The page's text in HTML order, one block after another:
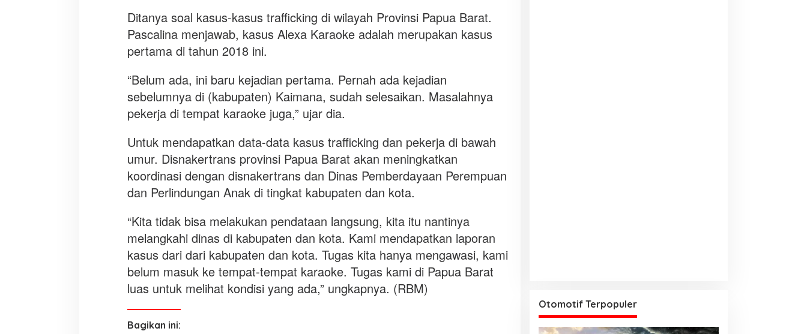
s
u
s
T
ff
i
k
n
g
d
P
p
u
a
B
a
Ditanya soal kasus-kasus trafficking di wilayah Provinsi Papua Barat.
Pascalina menjawab, kasus Alexa Karaoke adalah merupakan kasus
pertama di tahun 2018 ini.
“Belum ada, ini baru kejadian pertama. Pernah ada kejadian
sebelumnya di (kabupaten) Kaimana, sudah selesaikan. Masalahnya
pekerja di tempat karaoke juga,” ujar dia.
Untuk mendapatkan data-data kasus trafficking dan pekerja di bawah
umur. Disnakertrans provinsi Papua Barat akan meningkatkan
koordinasi dengan disnakertrans dan Dinas Pemberdayaan Perempuan
dan Perlindungan Anak di tingkat kabupaten dan kota.
“Kita tidak bisa melakukan pendataan langsung, kita itu nantinya
melangkahi dinas di kabupaten dan kota. Kami mendapatkan laporan
kasus dari dari kabupaten dan kota. Tugas kita hanya mengawasi, kami
belum masuk ke tempat-tempat karaoke. Tugas kami di Papua Barat
luas untuk melihat kondisi yang ada,” ungkapnya. (RBM)
Bagikan ini:
Otomotif Terpopuler